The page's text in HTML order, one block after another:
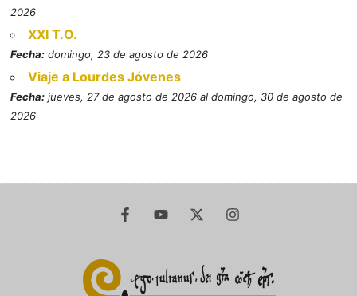
2026
XXI T.O.
Fecha: domingo, 23 de agosto de 2026
Viaje a Lourdes Jóvenes
Fecha: jueves, 27 de agosto de 2026 al domingo, 30 de agosto de
2026